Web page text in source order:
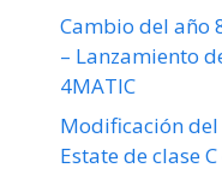
Cambio del año
– Lanzamiento
4MATIC
Modificación
Estate de clase